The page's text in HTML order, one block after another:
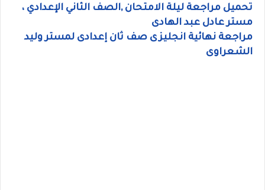
تحميل مراجعة ليلة الامتحان ,الصف الثاني الإعدادي ،
مستر عادل عبد الهادى
مراجعة نهائية انجليزى صف ثان إعدادى لمستر وليد
الشعراوى